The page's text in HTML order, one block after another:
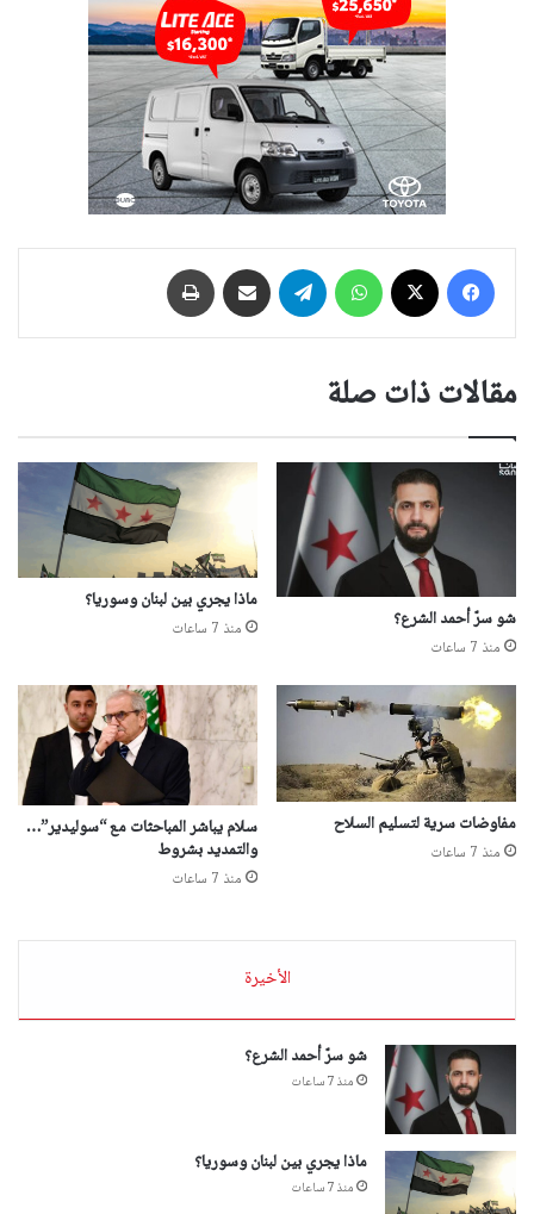
فيسبوك واتساب تيلقرام مشاركة عبر البريد
مقالات ذات صلة
شو سرّ أحمد الشرع؟
منذ 7 ساعات
ماذا يجري بين لبنان وسوريا؟
منذ 7 ساعات
مفاوضات سرية لتسليم السلاح
منذ 7 ساعات
سلام يباشر المباحثات مع “سوليدير”…
والتمديد بشروط
منذ 7 ساعات
الأخيرة
شو سرّ أحمد الشرع؟
منذ 7 ساعات
ماذا يجري بين لبنان وسوريا؟
منذ 7 ساعات